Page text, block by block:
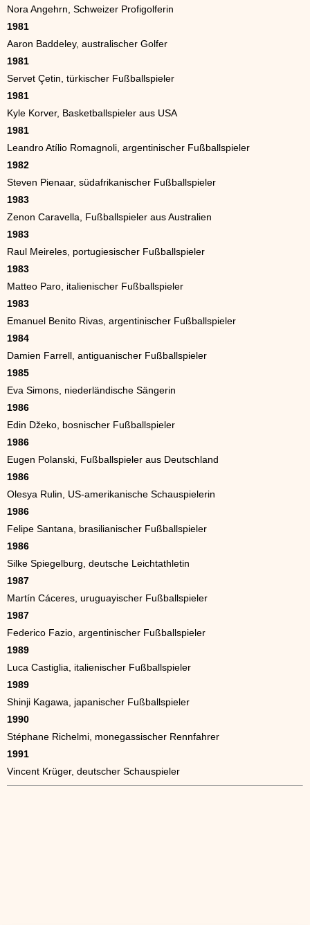
Nora Angehrn, Schweizer Profigolferin
1981
Aaron Baddeley, australischer Golfer
1981
Servet Çetin, türkischer Fußballspieler
1981
Kyle Korver, Basketballspieler aus USA
1981
Leandro Atílio Romagnoli, argentinischer Fußballspieler
1982
Steven Pienaar, südafrikanischer Fußballspieler
1983
Zenon Caravella, Fußballspieler aus Australien
1983
Raul Meireles, portugiesischer Fußballspieler
1983
Matteo Paro, italienischer Fußballspieler
1983
Emanuel Benito Rivas, argentinischer Fußballspieler
1984
Damien Farrell, antiguanischer Fußballspieler
1985
Eva Simons, niederländische Sängerin
1986
Edin Džeko, bosnischer Fußballspieler
1986
Eugen Polanski, Fußballspieler aus Deutschland
1986
Olesya Rulin, US-amerikanische Schauspielerin
1986
Felipe Santana, brasilianischer Fußballspieler
1986
Silke Spiegelburg, deutsche Leichtathletin
1987
Martín Cáceres, uruguayischer Fußballspieler
1987
Federico Fazio, argentinischer Fußballspieler
1989
Luca Castiglia, italienischer Fußballspieler
1989
Shinji Kagawa, japanischer Fußballspieler
1990
Stéphane Richelmi, monegassischer Rennfahrer
1991
Vincent Krüger, deutscher Schauspieler